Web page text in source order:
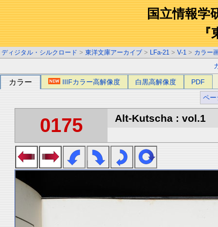
国立情報学
『
ディジタル・シルクロード > 東洋文庫アーカイブ > LFa-21 > V-1 > カラー
カラー IIIFカラー高解像度 白黒高解像度 PDF
ペー
0175 Alt-Kutscha : vol.1